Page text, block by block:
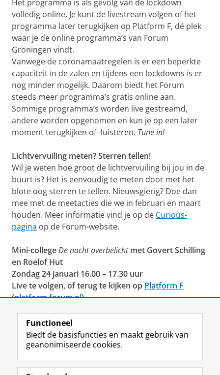
Het programma is als gevolg van de lockdown
volledig online. Je kunt de livestream volgen of het
programma later terugkijken op Platform F, dé plek
waar je de online programma’s van Forum
Groningen vindt.
Vanwege de coronamaatregelen is er een beperkte
capaciteit in de zalen en tijdens een lockdowns is er
nog minder mogelijk. Daarom biedt het Forum
steeds meer programma’s gratis online aan.
Sommige programma’s worden live gestreamd,
andere worden opgenomen en kun je op een later
moment terugkijken of -luisteren. Tune in!
Lichtvervuiling meten? Sterren tellen!
Wil je weten hoe groot de lichtvervuiling bij jou in de
buurt is? Het is eenvoudig te meten door met het
blote oog sterren te tellen. Nieuwsgierig? Doe dan
mee met de meetacties die we in februari en maart
houden. Meer informatie vind je op de Curious-
pagina op de Forum-website.
Mini-collegeDe nacht overbelichtmet Govert Schilling
en Roelof Hut
Zondag 24 januari 16.00 – 17.30 uur
Live te volgen, of terug te kijken op Platform F
(platform.forum.nl)
Het mini-college en de meetacties zijn onderdeel van
het burgerwetenschapsprojectCurioUs, een initiatief
van Science LinX, Aletta Jacobs School of Public
Functioneel
Biedt de basisfuncties en maakt gebruik van
geanonimiseerde cookies.